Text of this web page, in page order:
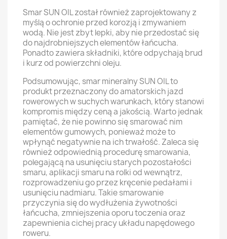
Smar SUN OIL został również zaprojektowany z
myślą o ochronie przed korozją i zmywaniem
wodą. Nie jest zbyt lepki, aby nie przedostać się
do najdrobniejszych elementów łańcucha.
Ponadto zawiera składniki, które odpychają brud
i kurz od powierzchni oleju.
Podsumowując, smar mineralny SUN OIL to
produkt przeznaczony do amatorskich jazd
rowerowych w suchych warunkach, który stanowi
kompromis między ceną a jakością. Warto jednak
pamiętać, że nie powinno się smarować nim
elementów gumowych, ponieważ może to
wpłynąć negatywnie na ich trwałość. Zaleca się
również odpowiednią procedurę smarowania,
polegającą na usunięciu starych pozostałości
smaru, aplikacji smaru na rolki od wewnątrz,
rozprowadzeniu go przez kręcenie pedałami i
usunięciu nadmiaru. Takie smarowanie
przyczynia się do wydłużenia żywotności
łańcucha, zmniejszenia oporu toczenia oraz
zapewnienia cichej pracy układu napędowego
roweru.